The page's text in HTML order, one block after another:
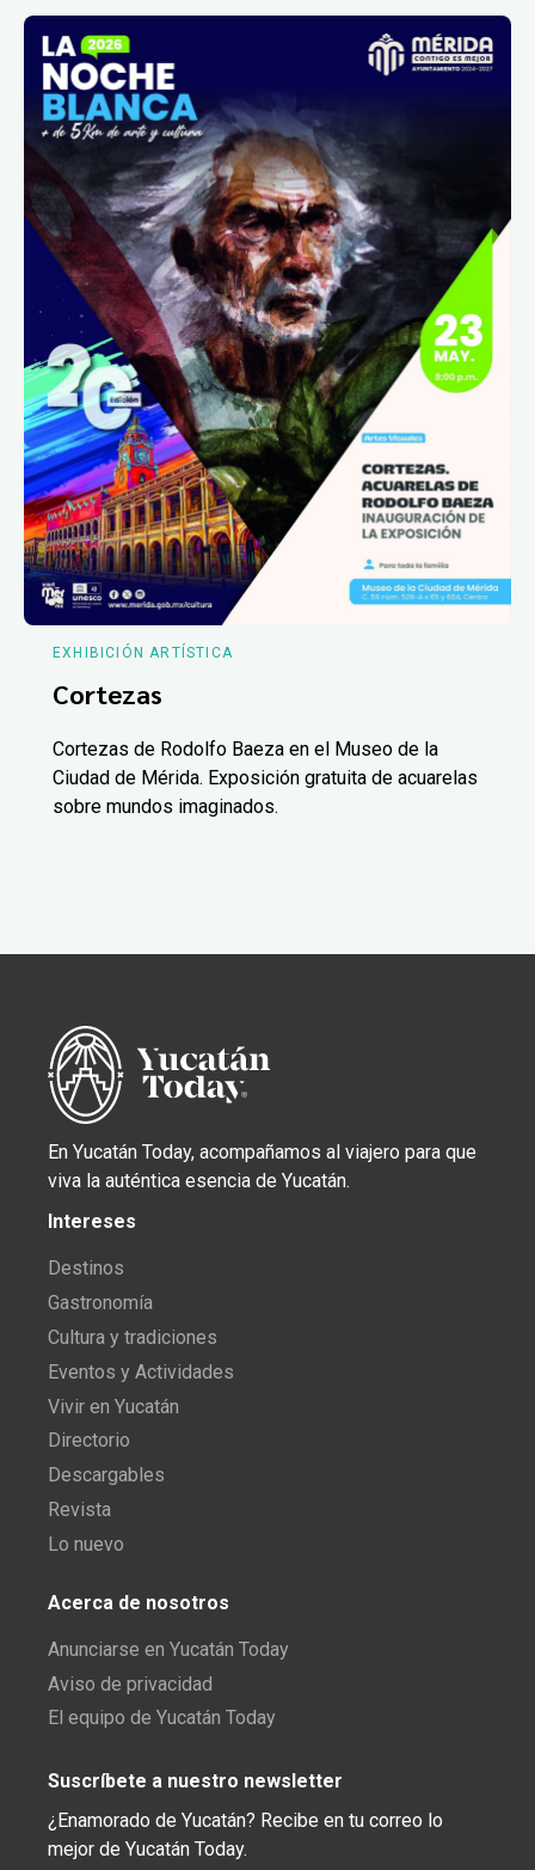
EXHIBICIÓN ARTÍSTICA
Cortezas
Cortezas de Rodolfo Baeza en el Museo de la
Ciudad de Mérida. Exposición gratuita de acuarelas
sobre mundos imaginados.
En Yucatán Today, acompañamos al viajero para que
viva la auténtica esencia de Yucatán.
Intereses
Destinos
Gastronomía
Cultura y tradiciones
Eventos y Actividades
Vivir en Yucatán
Directorio
Descargables
Revista
Lo nuevo
Acerca de nosotros
Anunciarse en Yucatán Today
Aviso de privacidad
El equipo de Yucatán Today
Suscríbete a nuestro newsletter
¿Enamorado de Yucatán? Recibe en tu correo lo
mejor de Yucatán Today.